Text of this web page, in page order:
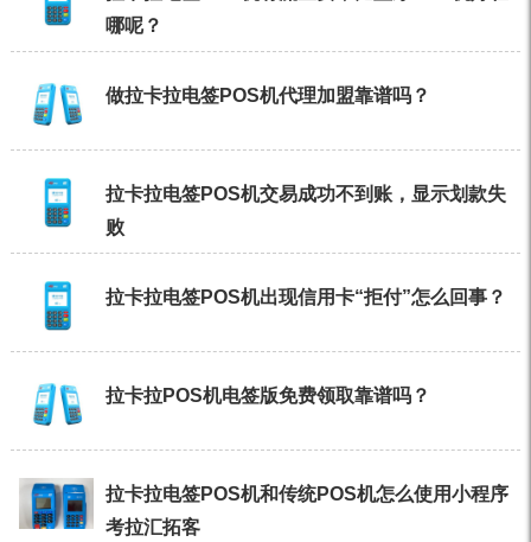
哪呢？
做拉卡拉电签POS机代理加盟靠谱吗？
拉卡拉电签POS机交易成功不到账，显示划款失
败
拉卡拉电签POS机出现信用卡“拒付”怎么回事？
拉卡拉POS机电签版免费领取靠谱吗？
拉卡拉电签POS机和传统POS机怎么使用小程序
考拉汇拓客